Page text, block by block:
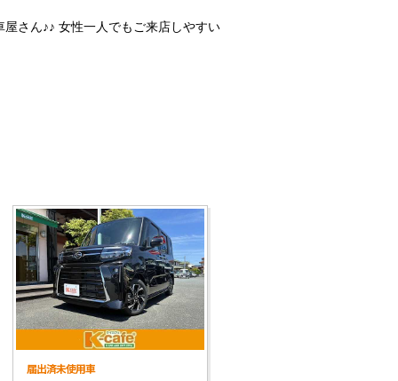
さん♪♪ 女性一人でもご来店しやすい
届出済未使用車